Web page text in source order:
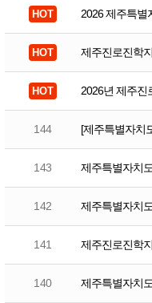
2026 제주특별
제주진로진학
2026년 제주진
144 [제주특별자치
143 제주특별자치
142 제주특별자치
141 제주진로진학
140 제주특별자치